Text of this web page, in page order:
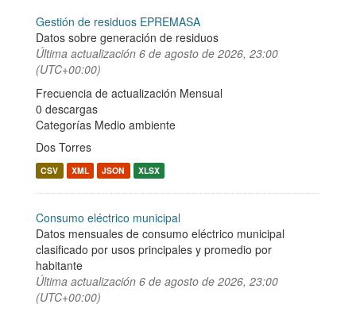
Gestión de residuos EPREMASA
Datos sobre generación de residuos
Última actualización 6 de agosto de 2026, 23:00
(UTC+00:00)
Frecuencia de actualización Mensual
0 descargas
Categorías Medio ambiente
Dos Torres
CSV XML JSON XLSX
Consumo eléctrico municipal
Datos mensuales de consumo eléctrico municipal
clasificado por usos principales y promedio por
habitante
Última actualización 6 de agosto de 2026, 23:00
(UTC+00:00)